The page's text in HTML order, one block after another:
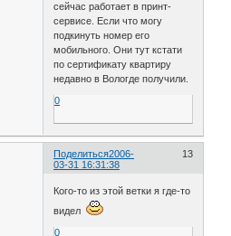
сейчас работает в принт-
сервисе. Если что могу
подкинуть номер его
мобильного. Они тут кстати
по сертификату квартиру
недавно в Вологде получили.
0
Поделиться 13
2006-
03-31 16:31:38
Кого-то из этой ветки я где-то
видел
0